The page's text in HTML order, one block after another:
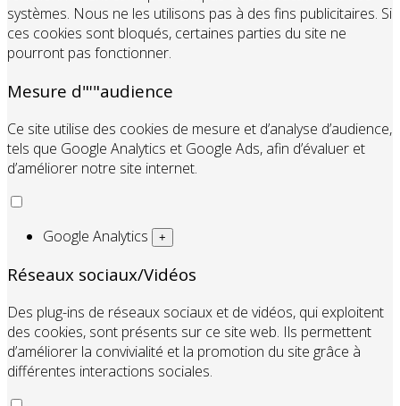
systèmes. Nous ne les utilisons pas à des fins publicitaires. Si
ces cookies sont bloqués, certaines parties du site ne
pourront pas fonctionner.
Mesure d"'"audience
Ce site utilise des cookies de mesure et d’analyse d’audience,
tels que Google Analytics et Google Ads, afin d’évaluer et
d’améliorer notre site internet.
Google Analytics +
Réseaux sociaux/Vidéos
Des plug-ins de réseaux sociaux et de vidéos, qui exploitent
des cookies, sont présents sur ce site web. Ils permettent
d’améliorer la convivialité et la promotion du site grâce à
différentes interactions sociales.